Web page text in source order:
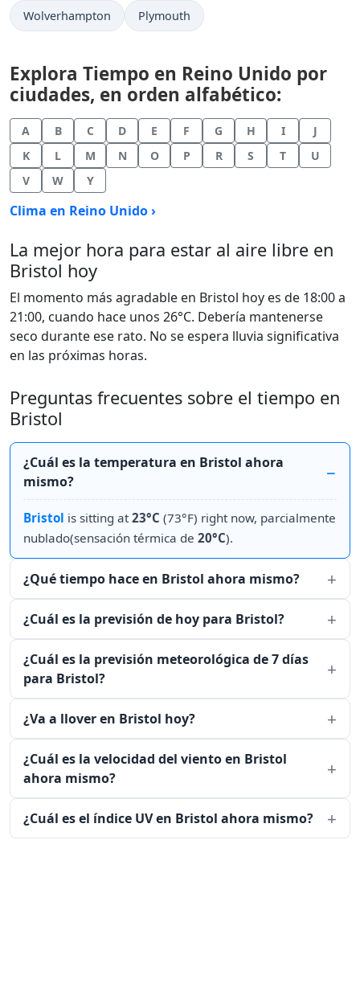
Wolverhampton Plymouth
Explora Tiempo en Reino Unido por
ciudades, en orden alfabético:
A B C D E F G H I
J
K
L M N O P R S T
U
V
W Y
Clima en Reino Unido ›
La mejor hora para estar al aire libre en
Bristol hoy
El momento más agradable en Bristol hoy es de 18:00 a
21:00, cuando hace unos 26°C. Debería mantenerse
seco durante ese rato. No se espera lluvia significativa
en las próximas horas.
Preguntas frecuentes sobre el tiempo en
Bristol
¿Cuál es la temperatura en Bristol ahora
mismo?
Bristol is sitting at23°C (73°F) right now, parcialmente
nublado(sensación térmica de 20°C).
¿Qué tiempo hace en Bristol ahora mismo?
¿Cuál es la previsión de hoy para Bristol?
¿Cuál es la previsión meteorológica de 7 días
para Bristol?
¿Va a llover en Bristol hoy?
¿Cuál es la velocidad del viento en Bristol
ahora mismo?
¿Cuál es el índice UV en Bristol ahora mismo?